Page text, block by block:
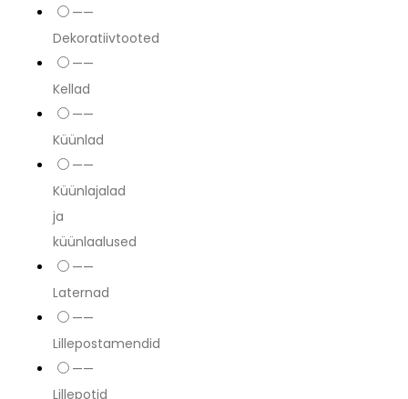
——
Dekoratiivtooted
——
Kellad
——
Küünlad
——
Küünlajalad
ja
küünlaalused
——
Laternad
——
Lillepostamendid
——
Lillepotid